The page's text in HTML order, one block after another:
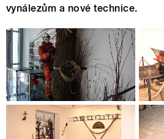
vynálezům a nové technice.